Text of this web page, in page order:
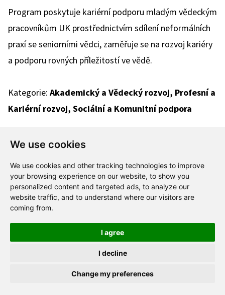
We use cookies
We use cookies and other tracking technologies to improve
your browsing experience on our website, to show you
personalized content and targeted ads, to analyze our
website traffic, and to understand where our visitors are
coming from.
I agree
I decline
Change my preferences
Program poskytuje kariérní podporu mladým vědeckým
pracovníkům UK prostřednictvím sdílení neformálních
praxí se seniorními vědci, zaměřuje se na rozvoj kariéry
a podporu rovných příležitostí ve vědě.
Kategorie: Akademický a Vědecký rozvoj, Profesní a
Kariérní rozvoj, Sociální a Komunitní podpora
Zobrazit více
FPH Mentoring (VŠE
Praha)
Program pro studenty magisterského studia a čerstvé